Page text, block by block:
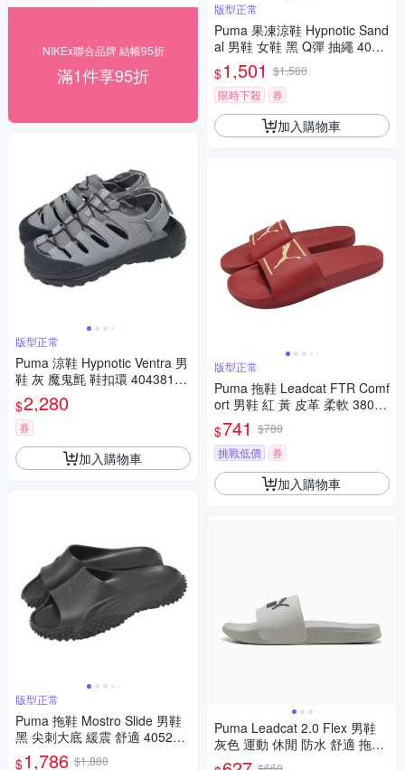
NIKEx聯合品牌 結帳95折
滿1件享95折
版型正常
Puma 涼鞋 Hypnotic Ventra 男
鞋 灰 魔鬼氈 鞋扣環 404381-0
$2,280
券
加入購物車
版型正常
Puma 拖鞋 Mostro Slide 男鞋
黑 尖刺大底 緩震 舒適 405282
-01
$1,786 $1,880
版型正常
Puma 果凍涼鞋 Hypnotic Sand
al 男鞋 女鞋 黑 Q彈 抽繩 4016
5301
$1,501 $1,580
限時下殺
券
加入購物車
版型正常
Puma 拖鞋 Leadcat FTR Comf
ort 男鞋 紅 黃 皮革 柔軟 38067
3-18
$741 $780
挑戰低價
券
加入購物車
Puma Leadcat 2.0 Flex 男鞋
灰色 運動 休閒 防水 舒適 拖鞋
40484505